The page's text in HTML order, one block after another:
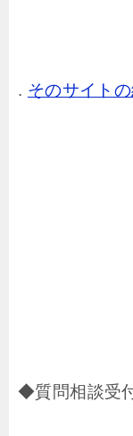
. そのサイト
◆質問相談受